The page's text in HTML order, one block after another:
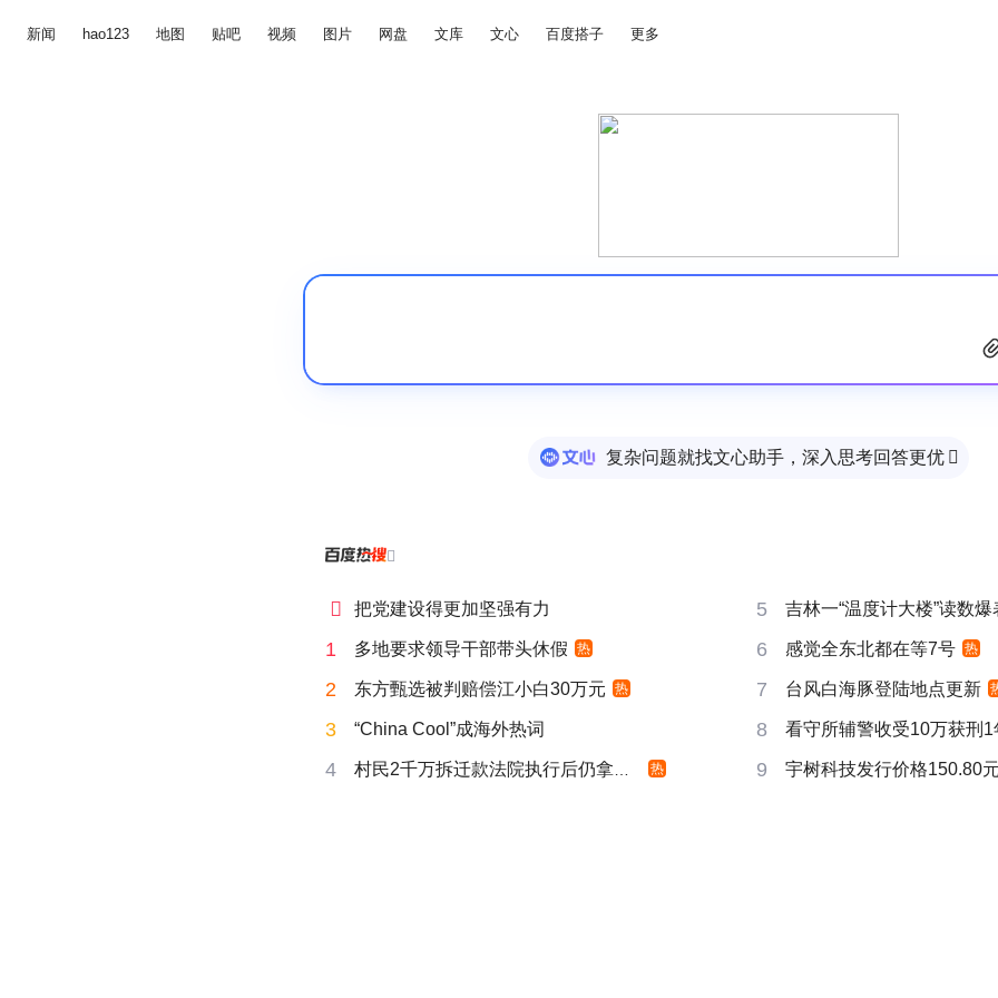
新闻 hao123 地图 贴吧 视频 图片 网盘 文库 文心 百度搭子 更多
复杂问题就找文心助手，深入思考回答更优 

 把党建设得更加坚强有力 5 吉林一“温度计大楼”读数爆
1 多地要求领导干部带头休假 热 6 感觉全东北都在等7号 热
2 东方甄选被判赔偿江小白30万元 热 7 台风白海豚登陆地点更新
3 “China Cool”成海外热词 8 看守所辅警收受10万获刑1
4 村民2千万拆迁款法院执行后仍拿不到 热 9 宇树科技发行价格150.80